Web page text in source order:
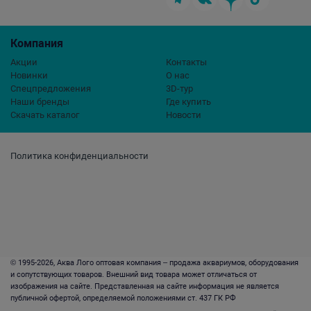
Политика конфиденциальности
Компания
Акции
Новинки
Спецпредложения
Наши бренды
Скачать каталог
Контакты
О нас
3D-тур
Где купить
Новости
© 1995-2026, Аква Лого оптовая компания – продажа аквариумов, оборудования
и сопутствующих товаров. Внешний вид товара может отличаться от
изображения на сайте. Представленная на сайте информация не является
публичной офертой, определяемой положениями ст. 437 ГК РФ